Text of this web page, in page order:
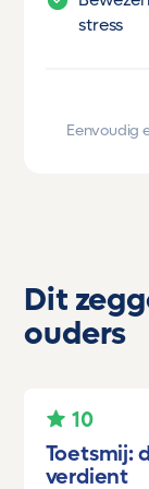
stress
Eenvoudig
Dit
ouders
10
Toetsmij:
verdient